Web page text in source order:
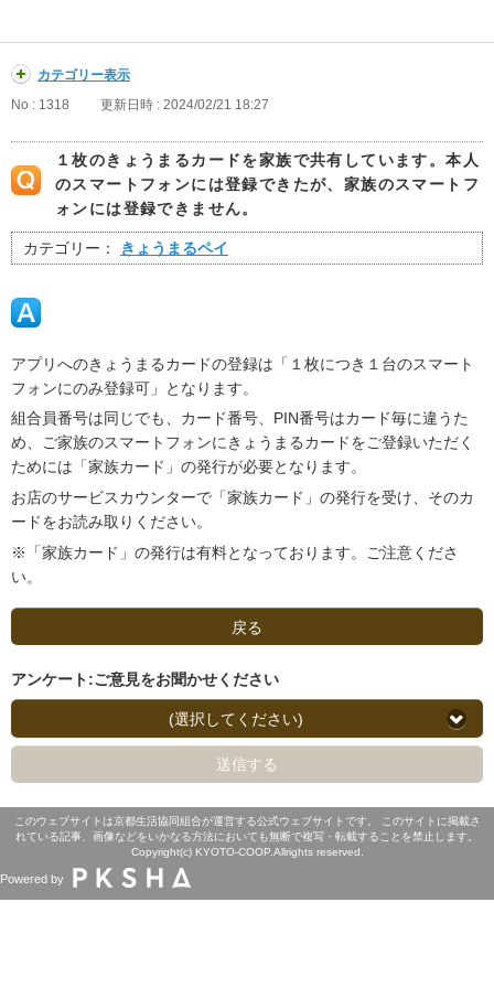
カテゴリー表示
No : 1318
更新日時 : 2024/02/21 18:27
１枚のきょうまるカードを家族で共有しています。本人
のスマートフォンには登録できたが、家族のスマートフ
ォンには登録できません。
カテゴリー： きょうまるペイ
アプリへのきょうまるカードの登録は「１枚につき１台のスマート
フォンにのみ登録可」となります。
組合員番号は同じでも、カード番号、PIN番号はカード毎に違うた
め、ご家族のスマートフォンにきょうまるカードをご登録いただく
ためには「家族カード」の発行が必要となります。
お店のサービスカウンターで「家族カード」の発行を受け、そのカ
ードをお読み取りください。
※「家族カード」の発行は有料となっております。ご注意くださ
い。
戻る
アンケート:ご意見をお聞かせください
(選択してください)
送信する
このウェブサイトは京都生活協同組合が運営する公式ウェブサイトです。 このサイトに掲載さ
れている記事、画像などをいかなる方法においても無断で複写・転載することを禁止します。
Copyright(c) KYOTO-COOP.Allrights reserved.
Powered by